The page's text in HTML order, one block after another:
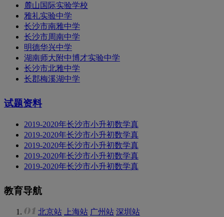
麓山国际实验学校
雅礼实验中学
长沙市南雅中学
长沙市周南中学
明德华兴中学
湖南师大附中博才实验中学
长沙市北雅中学
长郡梅溪湖中学
试题资料
2019-2020年长沙市小升初数学真
2019-2020年长沙市小升初数学真
2019-2020年长沙市小升初数学真
2019-2020年长沙市小升初数学真
2019-2020年长沙市小升初数学真
教育导航
北京站 上海站 广州站 深圳站